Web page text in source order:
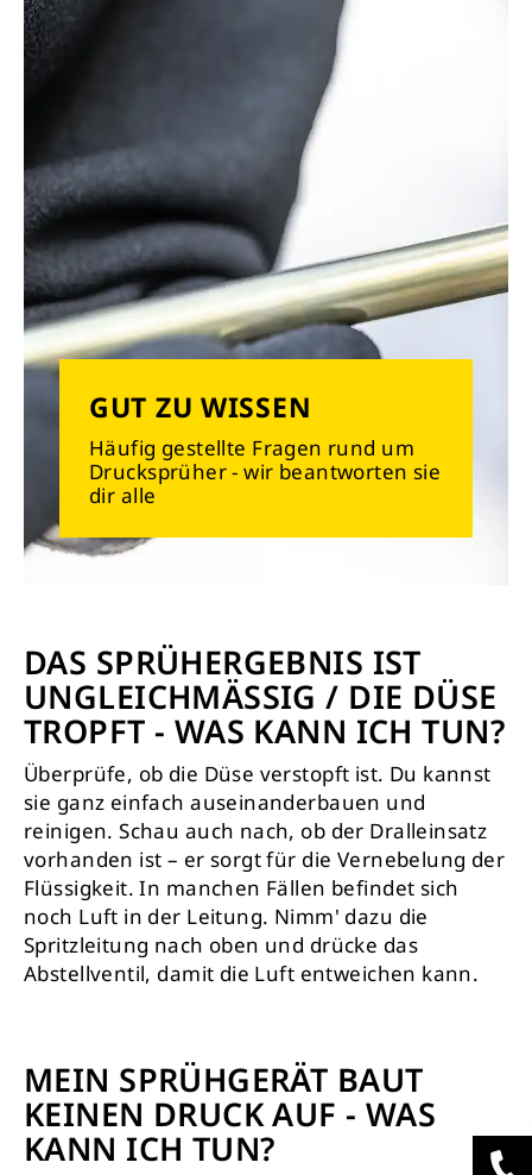
GUT ZU WISSEN
Häufig gestellte Fragen rund um
Drucksprüher - wir beantworten sie
dir alle
DAS SPRÜHERGEBNIS IST
UNGLEICHMÄSSIG / DIE DÜSE T
ROPFT - WAS KANN ICH TUN?
Überprüfe, ob die Düse verstopft ist. Du kannst
sie ganz einfach auseinanderbauen und
reinigen. Schau auch nach, ob der Dralleinsatz
vorhanden ist – er sorgt für die Vernebelung der
Flüssigkeit. In manchen Fällen befindet sich
noch Luft in der Leitung. Nimm' dazu die
Spritzleitung nach oben und drücke das
Abstellventil, damit die Luft entweichen kann.
MEIN SPRÜHGERÄT BAUT
KEINEN DRUCK AUF - WAS
KANN ICH TUN?